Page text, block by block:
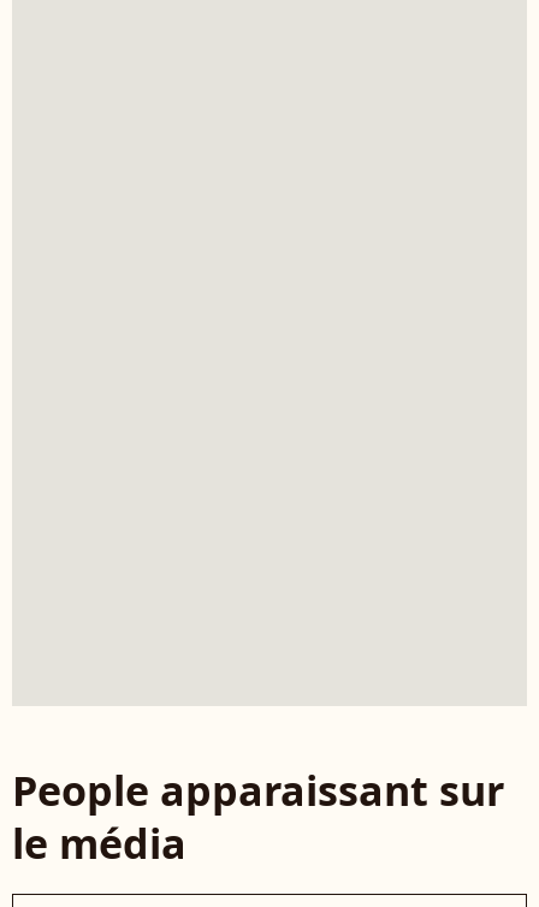
People apparaissant sur
le média